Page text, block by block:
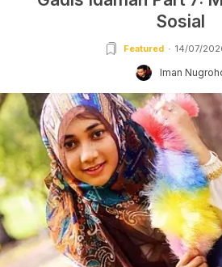
Sosial
Featured 14/07/
Iman